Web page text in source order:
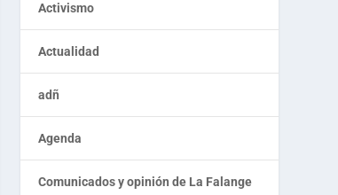
Activismo
Actualidad
adñ
Agenda
Comunicados y opinión de La Falange